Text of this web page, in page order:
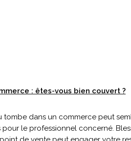
: êtes-vous bien couvert ?
tombe dans un commerce peut
le professionnel concerné.